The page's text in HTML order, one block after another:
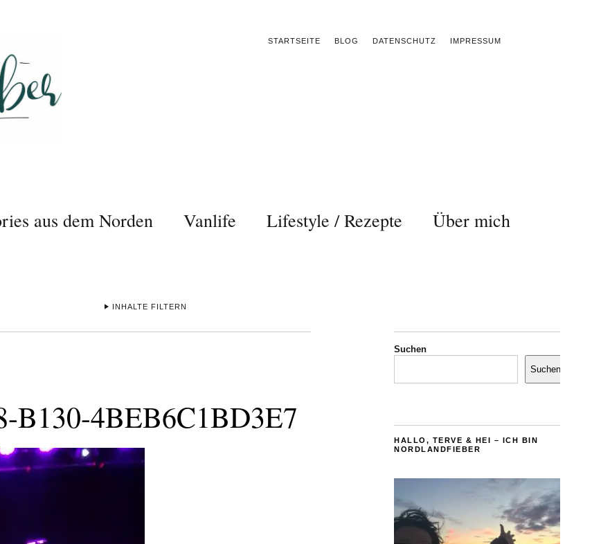
STARTSEITE BLOG DATENSCHUTZ IMPRESSUM
aus dem Norden Vanlife Lifestyle / Rezepte Über mich
INHALTE FILTERN
B130-4BEB6C1BD3E7
Suchen
Suchen
HALLO, TERVE & HEI – ICH BIN
NORDLANDFIEBER